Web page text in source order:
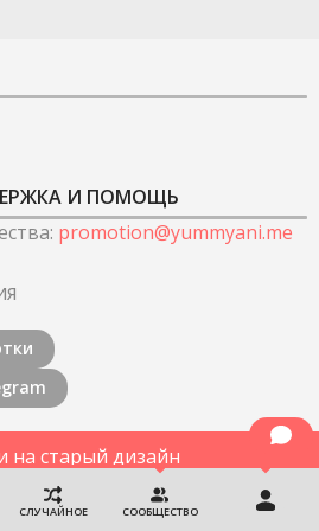
СЛУЧАЙНОЕ СООБЩЕСТВО
И ПОМОЩЬ
: promotion@yummyani.me
на старый дизайн
Все права защищены